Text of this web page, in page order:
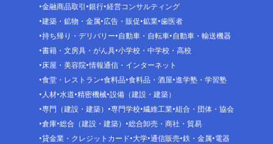
金融商品取引 銀行 経営コンサルティング
建築・鉱物・金属 広告・販促 鉱業 歯医者
持ち帰り・デリバリー 自動車・自転車 自動車・輸送機器
書籍・文房具・がん具 小学校・中学校・高校
床屋・美容院 情報通信・インターネット
食堂・レストラン 食料品 食料品・酒屋 進学塾・学習塾
人材 水道 精密機械 設備（建設・建築）
専門（建設・建築）
専門学校 繊維工業 組合・団体・協会
倉庫 総合（建設・建築）
総合卸売・商社・貿易
貸金業・クレジットカード 大学 通信販売 鉄・金属 電器